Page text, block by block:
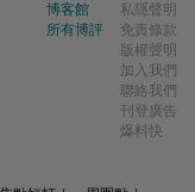
博客館
所有博評
私隱聲明
免責條款
版權聲明
加入我們
聯絡我們
刊登廣告
爆料快